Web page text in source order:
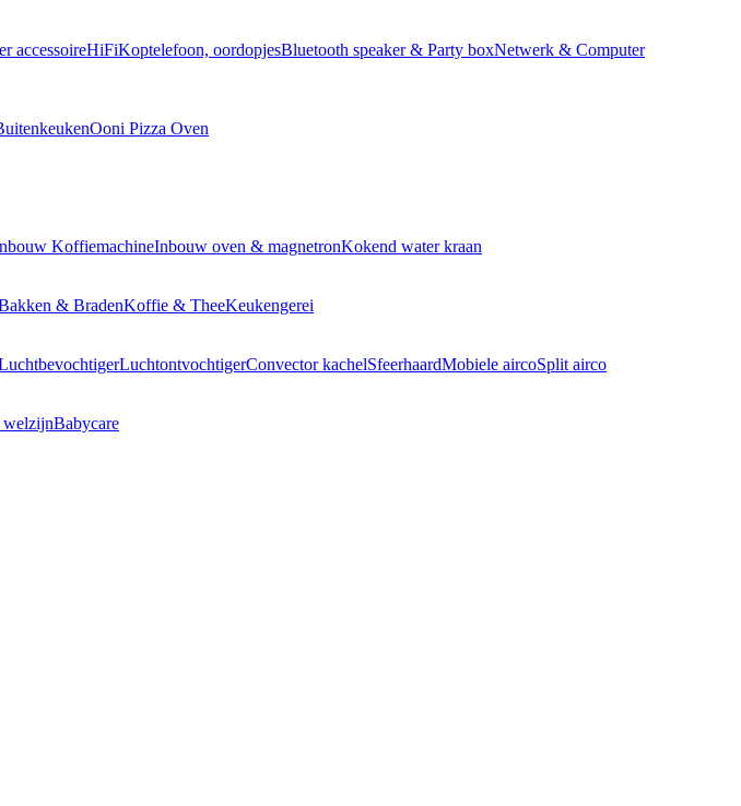
accessoireHiFiKoptelefoon, oordopjesBluetooth speaker & Party boxNetwerk & Computer
Ooni Pizza Oven
KoffiemachineInbouw oven & magnetronKokend water kraan
& BradenKoffie & TheeKeukengerei
LuchtontvochtigerConvector kachelSfeerhaardMobiele aircoSplit airco
welzijnBabycare